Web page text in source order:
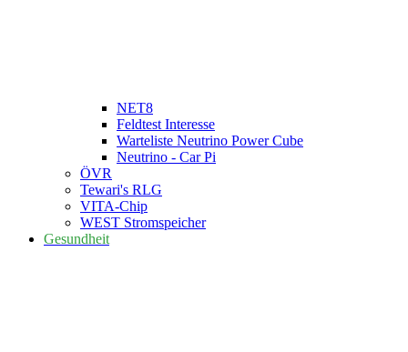
NET8
Feldtest Interesse
Warteliste Neutrino Power Cube
Neutrino - Car Pi
ÖVR
Tewari's RLG
VITA-Chip
WEST Stromspeicher
Gesundheit